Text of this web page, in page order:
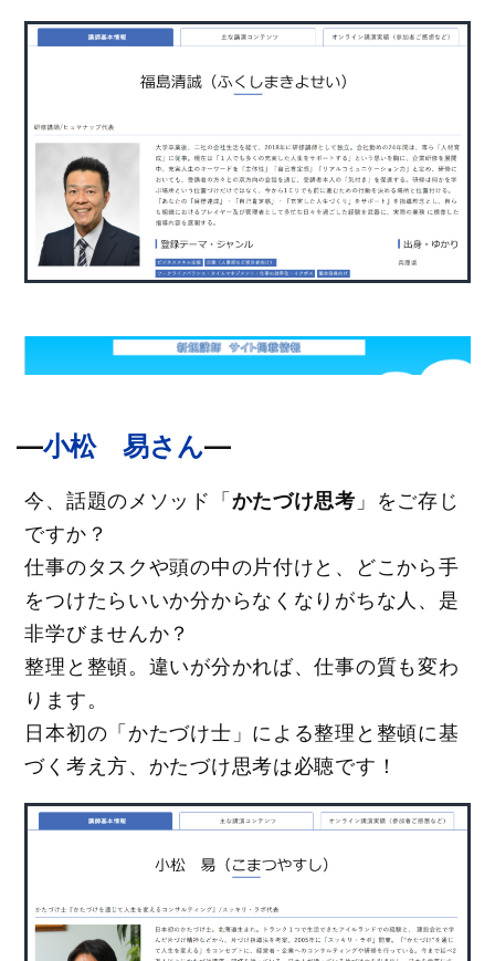
―小松 易さん―
今、話題のメソッド「 かたづけ思考 」をご存じ
ですか？
仕事のタスクや頭の中の片付けと、どこから手
をつけたらいいか分からなくなりがちな人、是
非学びませんか？
整理と整頓。違いが分かれば、仕事の質も変わ
ります。
日本初の「かたづけ士」による整理と整頓に基
づく考え方、かたづけ思考は必聴です！